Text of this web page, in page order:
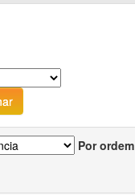
Por ordem